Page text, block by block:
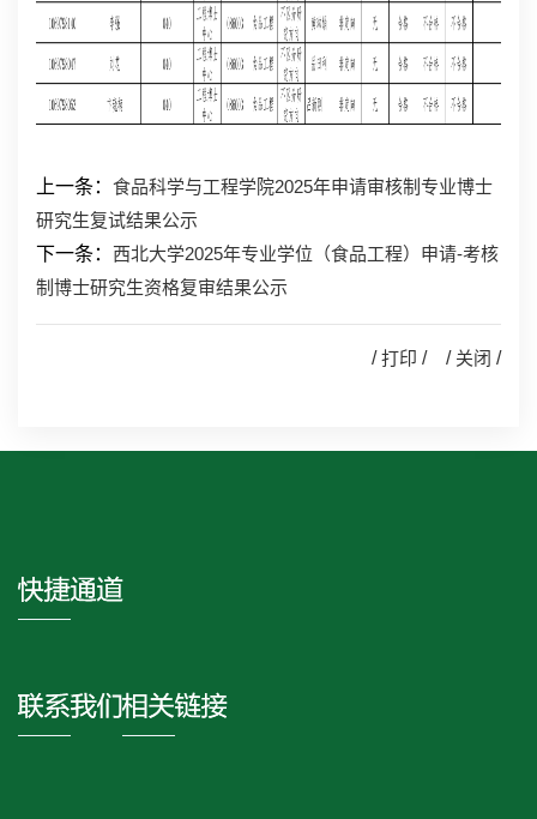
上一条： 食品科学与工程学院2025年申请审核制专业博士
研究生复试结果公示
下一条： 西北大学2025年专业学位（食品工程）申请-考核
制博士研究生资格复审结果公示
/打印 / / 关闭 /